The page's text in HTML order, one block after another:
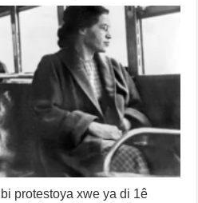
protestoya xwe ya di 1ê